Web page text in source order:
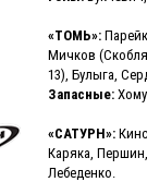
«ТОМЬ»:
Мичков
13), Булыга,
Запасные:
«САТУРН»:
Каряка,
Лебеденко.